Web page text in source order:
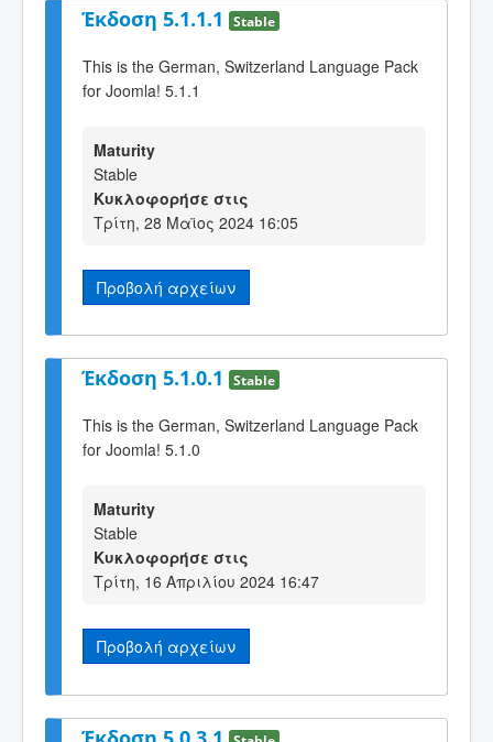
Έκδοση 5.1.1.1 Stable
This is the German, Switzerland Language Pack
for Joomla! 5.1.1
Maturity
Stable
Κυκλοφορήσε στις
Τρίτη, 28 Μαϊος 2024 16:05
Προβολή αρχείων
Έκδοση 5.1.0.1 Stable
This is the German, Switzerland Language Pack
for Joomla! 5.1.0
Maturity
Stable
Κυκλοφορήσε στις
Τρίτη, 16 Απριλίου 2024 16:47
Προβολή αρχείων